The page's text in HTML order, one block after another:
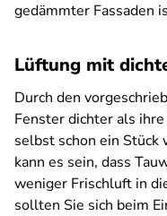
gedämmter Fassaden
Lüftung mit
Durch den
Fenster dichter als
selbst schon ein
kann es sein, dass
weniger Frischluft in
sollten Sie sich beim